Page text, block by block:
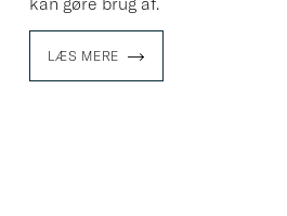
LÆS MERE